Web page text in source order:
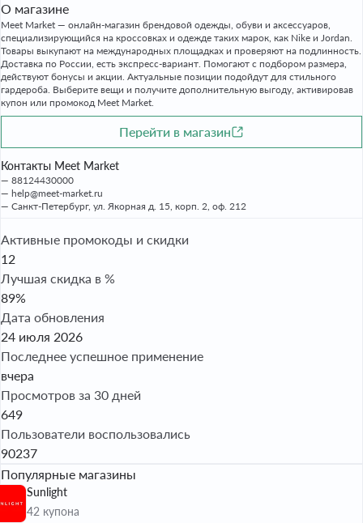
О магазине
Meet Market — онлайн-магазин брендовой одежды, обуви и аксессуаров,
специализирующийся на кроссовках и одежде таких марок, как Nike и Jordan.
Товары выкупают на международных площадках и проверяют на подлинность.
Доставка по России, есть экспресс-вариант. Помогают с подбором размера,
действуют бонусы и акции. Актуальные позиции подойдут для стильного
гардероба. Выберите вещи и получите дополнительную выгоду, активировав
купон или промокод Meet Market.
Перейти в магазин
Контакты Meet Market
88124430000
help@meet-market.ru
Санкт-Петербург, ул. Якорная д. 15, корп. 2, оф. 212
Активные промокоды и скидки
12
Лучшая скидка в %
89%
Дата обновления
24 июля 2026
Последнее успешное применение
вчера
Просмотров за 30 дней
649
Пользователи воспользовались
90237
Популярные магазины
Sunlight
42 купона